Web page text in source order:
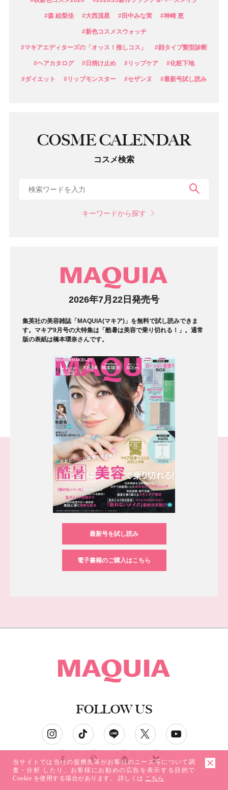
#森 絵梨佳 #大西流星 #田中みな実 #神崎 恵
#新色コスメスウォッチ
#マキアエディターズの「オッス！推しコス」 #顔タイプ髪型診断
#ヘアカタログ #日焼け止め #リップケア #化粧下地
#ダイエット #リップモンスター #セザンヌ #最新号試し読み
COSME CALENDAR
コスメ検索
キーワードから探す
2026年7月22日発売号
集英社の美容雑誌「MAQUIA(マキア)」を無料で試し読みできま
す。マキア9月号の大特集は「酷暑は美容で乗り切れる！」。通常
版の表紙は橋本環奈さんです。
最新号を試し読み
電子書籍のご購入はこちら
FOLLOW US
当サイトでは当社の提携先等がお客様のニーズ等について調
査・分析 したり、お客様にお勧めの広告を表示する目的で
Cookie を使用する場合があります。 詳しくは こちら